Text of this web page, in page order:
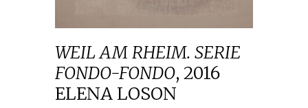
WEIL AM RHEIM. SERIE
FONDO-FONDO, 2016
ELENA LOSON